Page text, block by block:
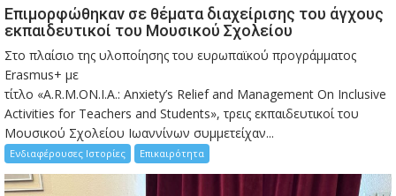
Eπιμορφώθηκαν σε θέματα διαχείρισης του άγχους
εκπαιδευτικοί του Μουσικού Σχολείου
Στο πλαίσιο της υλοποίησης του ευρωπαϊκού προγράμματος
Erasmus+ με
τίτλο «A.R.M.ON.I.A.: Anxiety’s Relief and Management On Inclusive
Activities for Teachers and Students», τρεις εκπαιδευτικοί του
Μουσικού Σχολείου Ιωαννίνων συμμετείχαν...
Ενδιαφέρουσες Ιστορίες Επικαιρότητα